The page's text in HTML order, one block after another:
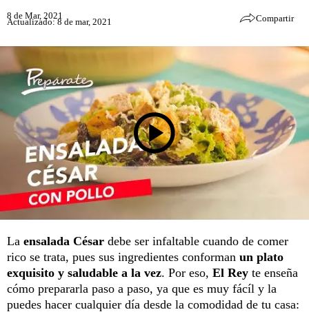
8 de Mar, 2021
Actualizado: 8 de mar, 2021 Compartir
La ensalada César debe ser infaltable cuando de comer
rico se trata, pues sus ingredientes conforman un plato
exquisito y saludable a la vez. Por eso, El Rey te enseña
cómo prepararla paso a paso, ya que es muy fácíl y la
puedes hacer cualquier día desde la comodidad de tu casa: